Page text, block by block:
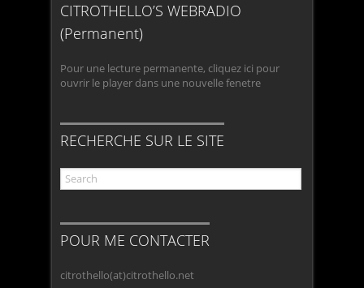
CITROTHELLO’S WEBRADIO
(Permanent)
Pour une lecture permanente, cliquez ici pour
ouvrir le player dans une nouvelle fenetre
RECHERCHE SUR LE SITE
POUR ME CONTACTER
citrothello(at)citrothello.net